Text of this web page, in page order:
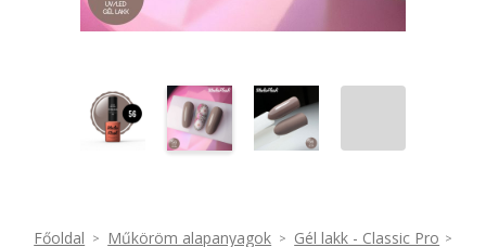
Főoldal Műköröm alapanyagok Gél lakk - Classic Pro